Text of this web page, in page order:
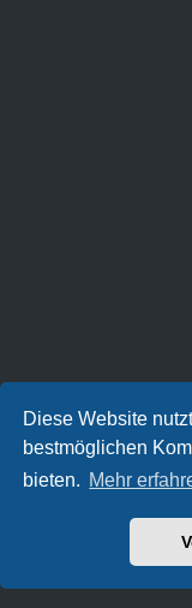
Diese Website
bestmöglichen
bieten. Mehr